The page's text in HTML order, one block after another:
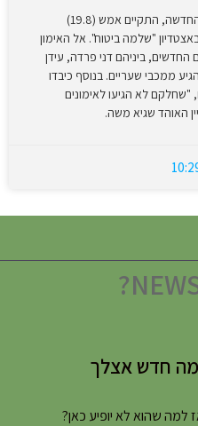
האימון הראשון של קבוצת האוהדים החדשה, התקיים אמש (19.8)
"שלמה ביטוח". אל האימון
החדשים, ביניהם דני פרדה, עידן
ממכבי שעריים. בנוסף כיבדו
"שחלקם לא הגיעו לאימונים
חדש אצלך
למה שהוא לא יופיע כאן?